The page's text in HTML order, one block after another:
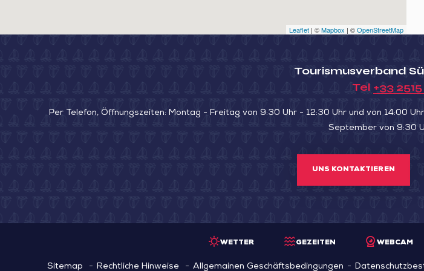
Leaflet | ©Mapbox | ©OpenStreetMap
Tourismusverband
Tel +33
Per Telefon, Öffnungszeiten: Montag - Freitag von 9:30 Uhr - 12:30 Uhr und von 14:00
September von 9:30
UNS KONTAKTIEREN
WETTER GEZEITEN WEBCAM
Sitemap Rechtliche Hinweise Allgemainen Geschäftsbedingungen